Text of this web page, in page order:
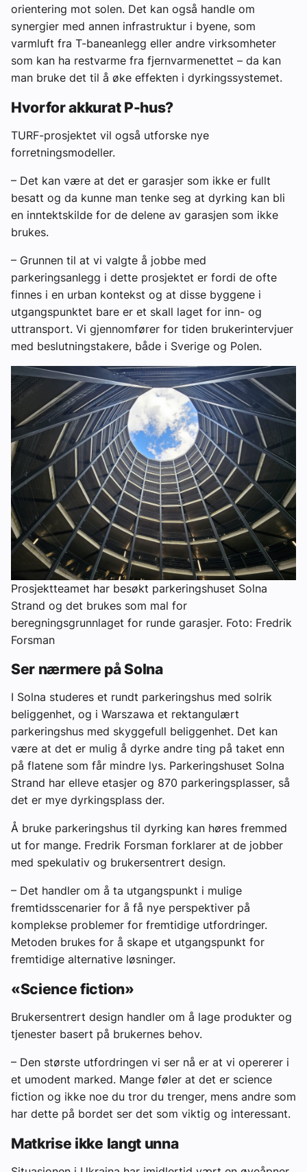
orientering mot solen. Det kan også handle om
synergier med annen infrastruktur i byene, som
varmluft fra T-baneanlegg eller andre virksomheter
som kan ha restvarme fra fjernvarmenettet – da kan
man bruke det til å øke effekten i dyrkingssystemet.
Hvorfor akkurat P-hus?
TURF-prosjektet vil også utforske nye
forretningsmodeller.
– Det kan være at det er garasjer som ikke er fullt
besatt og da kunne man tenke seg at dyrking kan bli
en inntektskilde for de delene av garasjen som ikke
brukes.
– Grunnen til at vi valgte å jobbe med
parkeringsanlegg i dette prosjektet er fordi de ofte
finnes i en urban kontekst og at disse byggene i
utgangspunktet bare er et skall laget for inn- og
uttransport. Vi gjennomfører for tiden brukerintervjuer
med beslutningstakere, både i Sverige og Polen.
Prosjektteamet har besøkt parkeringshuset Solna
Strand og det brukes som mal for
beregningsgrunnlaget for runde garasjer. Foto: Fredrik
Forsman
Ser nærmere på Solna
I Solna studeres et rundt parkeringshus med solrik
beliggenhet, og i Warszawa et rektangulært
parkeringshus med skyggefull beliggenhet. Det kan
være at det er mulig å dyrke andre ting på taket enn
på flatene som får mindre lys. Parkeringshuset Solna
Strand har elleve etasjer og 870 parkeringsplasser, så
det er mye dyrkingsplass der.
Å bruke parkeringshus til dyrking kan høres fremmed
ut for mange. Fredrik Forsman forklarer at de jobber
med spekulativ og brukersentrert design.
– Det handler om å ta utgangspunkt i mulige
fremtidsscenarier for å få nye perspektiver på
komplekse problemer for fremtidige utfordringer.
Metoden brukes for å skape et utgangspunkt for
fremtidige alternative løsninger.
«Science fiction»
Brukersentrert design handler om å lage produkter og
tjenester basert på brukernes behov.
– Den største utfordringen vi ser nå er at vi opererer i
et umodent marked. Mange føler at det er science
fiction og ikke noe du tror du trenger, mens andre som
har dette på bordet ser det som viktig og interessant.
Matkrise ikke langt unna